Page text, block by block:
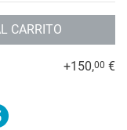
CARRITO
+150,00 €